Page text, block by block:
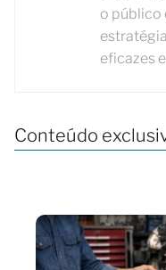
o público
eficazes
Conteúdo